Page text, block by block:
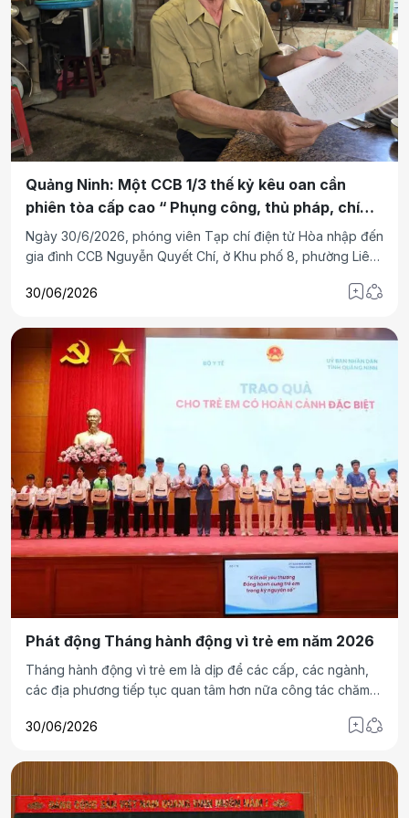
mới về người anh hùng miền quê Trạng….Câu chuyện của
tôi và Trần Hồng Quảng cũng hết sức tự nhiên.
Quảng Ninh: Một CCB 1/3 thế kỷ kêu oan cần
phiên tòa cấp cao “ Phụng công, thủ pháp, chí
công, vô tư”.
Ngày 30/6/2026, phóng viên Tạp chí điện tử Hòa nhập đến
gia đình CCB Nguyễn Quyết Chí, ở Khu phố 8, phường Liên
cưỡng chế thu hồi đất oan sai, mong được tòa án cấp cao
30/06/2026
Phát động Tháng hành động vì trẻ em năm 2026
Tháng hành động vì trẻ em là dịp để các cấp, các ngành,
các địa phương tiếp tục quan tâm hơn nữa công tác chăm
em; xây dựng môi trường sống an toàn, lành mạnh, thân
30/06/2026